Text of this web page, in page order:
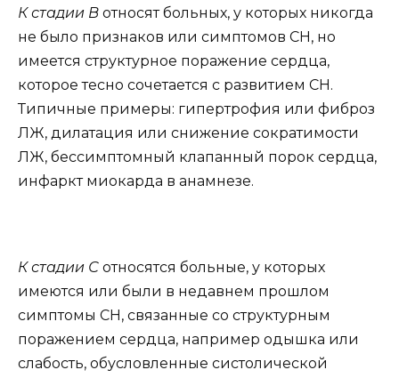
К стадии В относят больных, у которых никогда
не было признаков или симптомов СН, но
имеется структурное поражение сердца,
которое тесно сочетается с развитием СН.
Типичные примеры: гипертрофия или фиброз
ЛЖ, дилатация или снижение сократимости
ЛЖ, бессимптомный клапанный порок сердца,
инфаркт миокарда в анамнезе.
К стадии С относятся больные, у которых
имеются или были в недавнем прошлом
симптомы СН, связанные со структурным
поражением сердца, например одышка или
слабость, обусловленные систолической